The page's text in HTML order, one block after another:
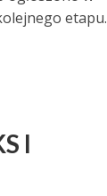
etapu.
I